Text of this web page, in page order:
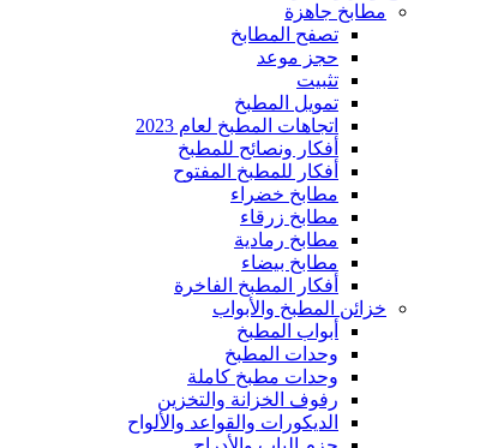
مطابخ جاهزة
تصفح المطابخ
حجز موعد
تثبيت
تمويل المطبخ
اتجاهات المطبخ لعام 2023
أفكار ونصائح للمطبخ
أفكار للمطبخ المفتوح
مطابخ خضراء
مطابخ زرقاء
مطابخ رمادية
مطابخ بيضاء
أفكار المطبخ الفاخرة
خزائن المطبخ والأبواب
أبواب المطبخ
وحدات المطبخ
وحدات مطبخ كاملة
رفوف الخزانة والتخزين
الديكورات والقواعد والألواح